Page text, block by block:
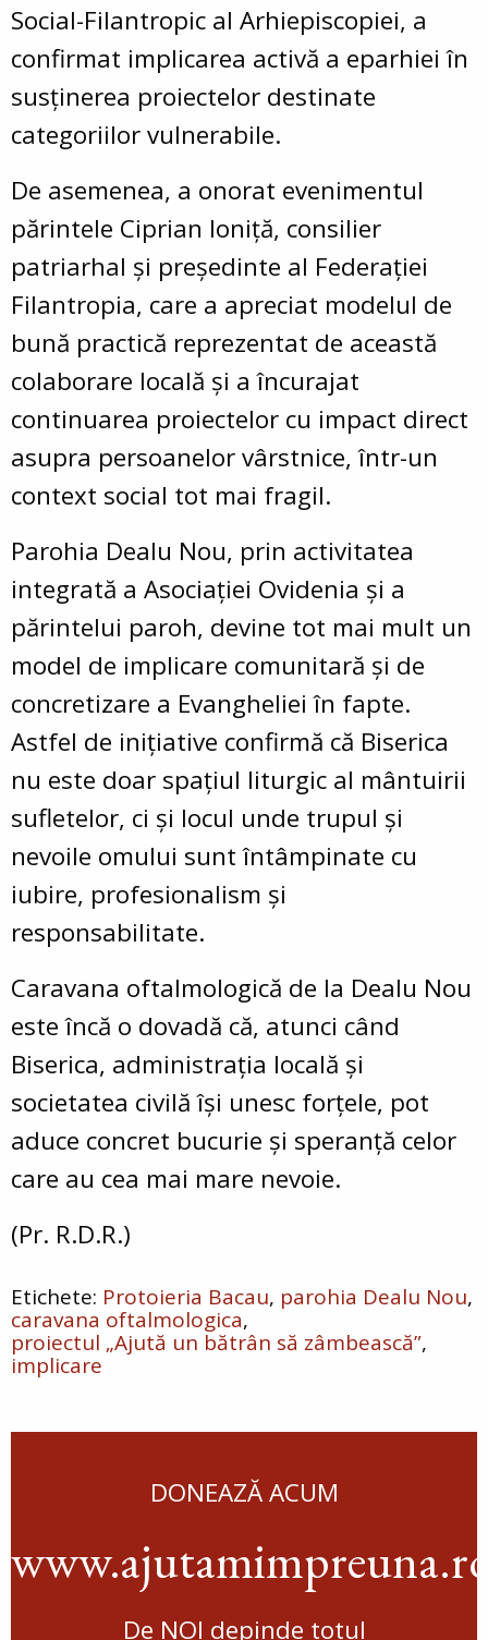
Social-Filantropic al Arhiepiscopiei, a
confirmat implicarea activă a eparhiei în
susținerea proiectelor destinate
categoriilor vulnerabile.
De asemenea, a onorat evenimentul
părintele Ciprian Ioniță, consilier
patriarhal și președinte al Federației
Filantropia, care a apreciat modelul de
bună practică reprezentat de această
colaborare locală și a încurajat
continuarea proiectelor cu impact direct
asupra persoanelor vârstnice, într-un
context social tot mai fragil.
Parohia Dealu Nou, prin activitatea
integrată a Asociației Ovidenia și a
părintelui paroh, devine tot mai mult un
model de implicare comunitară și de
concretizare a Evangheliei în fapte.
Astfel de inițiative confirmă că Biserica
nu este doar spațiul liturgic al mântuirii
sufletelor, ci și locul unde trupul și
nevoile omului sunt întâmpinate cu
iubire, profesionalism și
responsabilitate.
Caravana oftalmologică de la Dealu Nou
este încă o dovadă că, atunci când
Biserica, administrația locală și
societatea civilă își unesc forțele, pot
aduce concret bucurie și speranță celor
care au cea mai mare nevoie.
(Pr. R.D.R.)
Protoieria Bacau parohia Dealu Nou
caravana oftalmologica
proiectul „Ajută un bătrân să zâmbească”
implicare
DONEAZĂ ACUM
De NOI depinde totul